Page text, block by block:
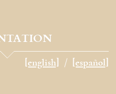
[english] [español]